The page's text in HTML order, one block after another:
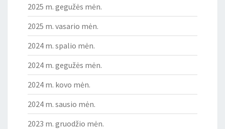
2025 m. gegužės mėn.
2025 m. vasario mėn.
2024 m. spalio mėn.
2024 m. gegužės mėn.
2024 m. kovo mėn.
2024 m. sausio mėn.
2023 m. gruodžio mėn.